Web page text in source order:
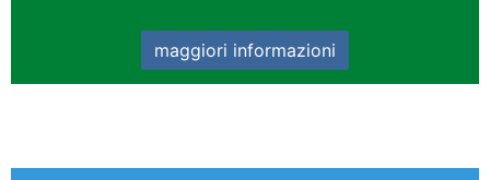
maggiori informazioni